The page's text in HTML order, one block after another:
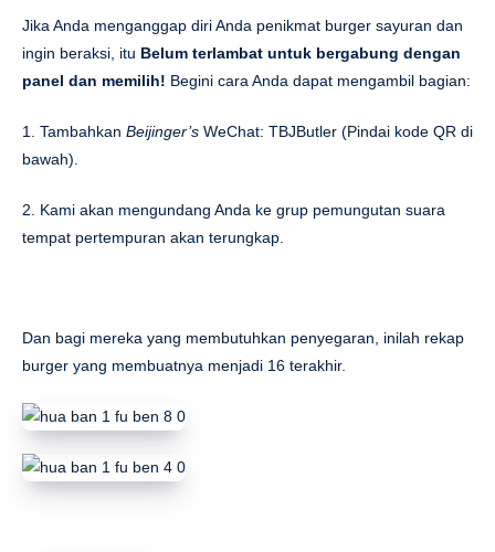
Jika Anda menganggap diri Anda penikmat burger sayuran dan
ingin beraksi, itu Belum terlambat untuk bergabung dengan
panel dan memilih! Begini cara Anda dapat mengambil bagian:
1. Tambahkan Beijinger’s WeChat: TBJButler (Pindai kode QR di
bawah).
2. Kami akan mengundang Anda ke grup pemungutan suara
tempat pertempuran akan terungkap.
Dan bagi mereka yang membutuhkan penyegaran, inilah rekap
burger yang membuatnya menjadi 16 terakhir.